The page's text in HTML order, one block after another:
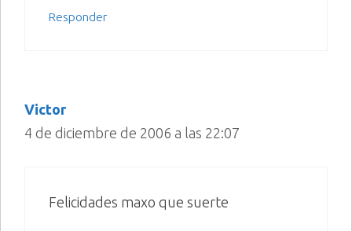
Responder
Victor
4 de diciembre de 2006 a las 22:07
Felicidades maxo que suerte